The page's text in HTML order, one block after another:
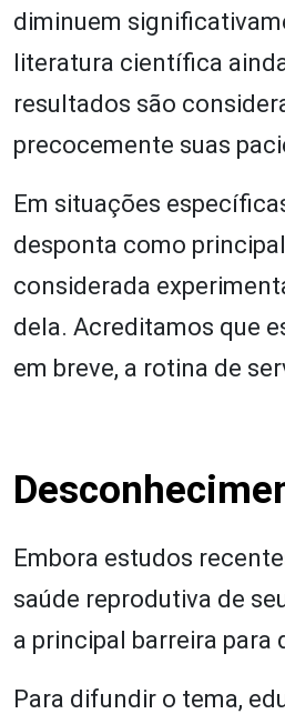
diminuem
literatura científica
resultados são
precocemente suas
Em situações
desponta como
considerada
dela. Acreditamos que
em breve, a rotina de
Embora estudos
saúde reprodutiva de
a principal barreira
Para difundir o tema,